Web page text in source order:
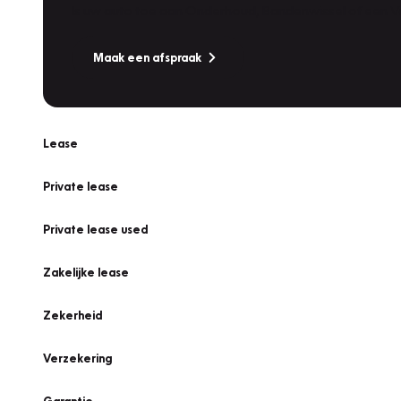
Maak een afspraak
Lease
Private lease
Private lease used
Zakelijke lease
Zekerheid
Verzekering